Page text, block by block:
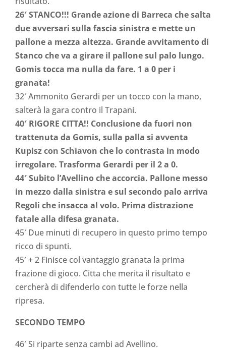
26′ STANCO!!! Grande azione di Barreca che salta
due avversari sulla fascia sinistra e mette un
pallone a mezza altezza. Grande avvitamento di
Stanco che va a girare il pallone sul palo lungo.
Gomis tocca ma nulla da fare. 1 a 0 per i
granata!
32′ Ammonito Gerardi per un tocco con la mano,
salterà la gara contro il Trapani.
40′ RIGORE CITTA!! Conclusione da fuori non
trattenuta da Gomis, sulla palla si avventa
Kupisz con Schiavon che lo contrasta in modo
irregolare. Trasforma Gerardi per il 2 a 0.
44′ Subito l’Avellino che accorcia. Pallone messo
in mezzo dalla sinistra e sul secondo palo arriva
Regoli che insacca al volo. Prima distrazione
fatale alla difesa granata.
45′ Due minuti di recupero in questo primo tempo
ricco di spunti.
45′ + 2 Finisce col vantaggio granata la prima
frazione di gioco. Citta che merita il risultato e
cercherà di difenderlo con tutte le forze nella
ripresa.
SECONDO TEMPO
46′ Si riparte senza cambi ad Avellino.